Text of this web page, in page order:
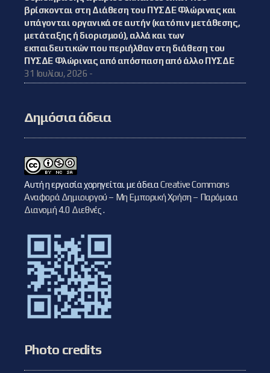
βρίσκονται στη Διάθεση του ΠΥΣΔΕ Φλώρινας και
υπάγονται οργανικά σε αυτήν (κατόπιν μετάθεσης,
μετάταξης ή διορισμού), αλλά και των
εκπαιδευτικών που περιήλθαν στη διάθεση του
ΠΥΣΔΕ Φλώρινας από απόσπαση από άλλο ΠΥΣΔΕ
31 Ιουλίου, 2026 -
Δημόσια άδεια
Αυτή η εργασία χορηγείται με άδειαCreative Commons
Αναφορά Δημιουργού – Μη Εμπορική Χρήση – Παρόμοια
Διανομή 4.0 Διεθνές.
Photo credits